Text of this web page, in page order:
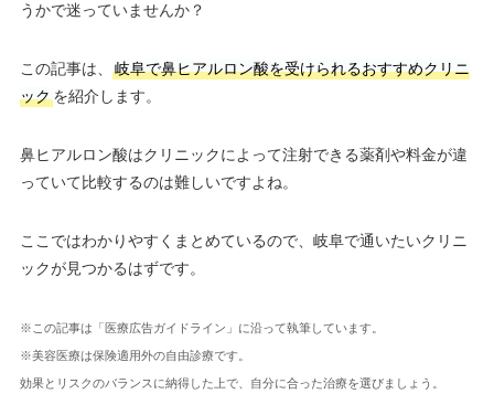
うかで迷っていませんか？
この記事は、
岐阜で鼻ヒアルロン酸を受けられるおすすめクリニ
ックを紹介します。
鼻ヒアルロン酸はクリニックによって注射できる薬剤や料金が違
っていて比較するのは難しいですよね。
ここではわかりやすくまとめているので、岐阜で通いたいクリニ
ックが見つかるはずです。
※この記事は「医療広告ガイドライン」に沿って執筆しています。
※美容医療は保険適用外の自由診療です。
効果とリスクのバランスに納得した上で、自分に合った治療を選びましょう。